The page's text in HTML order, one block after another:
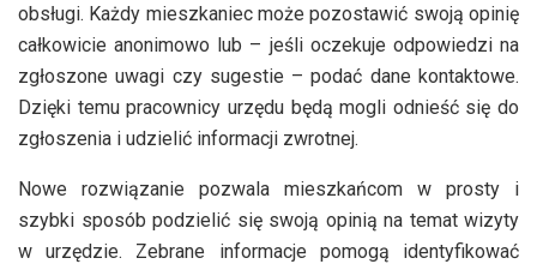
obsługi. Każdy mieszkaniec może pozostawić swoją opinię
całkowicie anonimowo lub – jeśli oczekuje odpowiedzi na
zgłoszone uwagi czy sugestie – podać dane kontaktowe.
Dzięki temu pracownicy urzędu będą mogli odnieść się do
zgłoszenia i udzielić informacji zwrotnej.
Nowe rozwiązanie pozwala mieszkańcom w prosty i
szybki sposób podzielić się swoją opinią na temat wizyty
w urzędzie. Zebrane informacje pomogą identyfikować